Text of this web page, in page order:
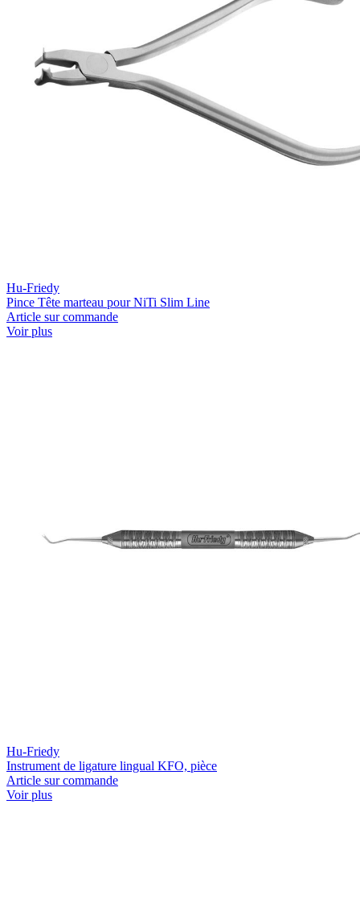
Hu-Friedy
Pince Tête marteau pour NiTi Slim Line
Article sur commande
Voir plus
Hu-Friedy
Instrument de ligature lingual KFO, pièce
Article sur commande
Voir plus